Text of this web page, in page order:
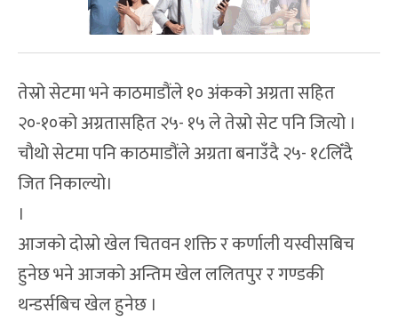
तेस्रो सेटमा भने काठमाडौंले १० अंकको अग्रता सहित
२०-१०को अग्रतासहित २५- १५ ले तेस्रो सेट पनि जित्यो ।
चौथो सेटमा पनि काठमाडौंले अग्रता बनाउँदै २५- १८लिँदै
जित निकाल्यो।
।
आजको दोस्रो खेल चितवन शक्ति र कर्णाली यस्वीसबिच
हुनेछ भने आजको अन्तिम खेल ललितपुर र गण्डकी
थन्डर्सबिच खेल हुनेछ ।